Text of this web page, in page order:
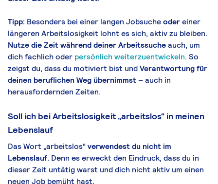
Tipp: Besonders bei einer langen Jobsucheodereiner
längeren Arbeitslosigkeit lohnt es sich, aktiv zu bleiben.
Nutze die Zeit während deiner Arbeitssucheauch, um
dich fachlich oder persönlich weiterzuentwickeln. So
zeigst du, dass du motiviert bist undVerantwortung für
deinen beruflichen Weg übernimmst – auch in
herausfordernden Zeiten.
Soll ich bei Arbeitslosigkeit „arbeitslos“ in meinen
Lebenslauf
Das Wort „arbeitslos“verwendest du nicht im
Lebenslauf. Denn es erweckt den Eindruck, dass du in
dieser Zeit untätig warst und dich nicht aktiv um einen
neuen Job bemüht hast.